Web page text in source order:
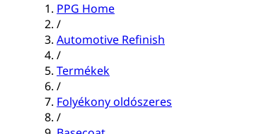
PPG Home
/
Automotive Refinish
/
Termékek
/
Folyékony oldószeres
/